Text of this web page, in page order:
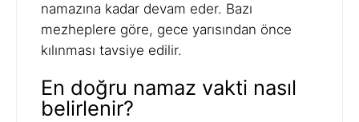
namazına kadar devam eder. Bazı
mezheplere göre, gece yarısından önce
kılınması tavsiye edilir.
En doğru namaz vakti nasıl
belirlenir?